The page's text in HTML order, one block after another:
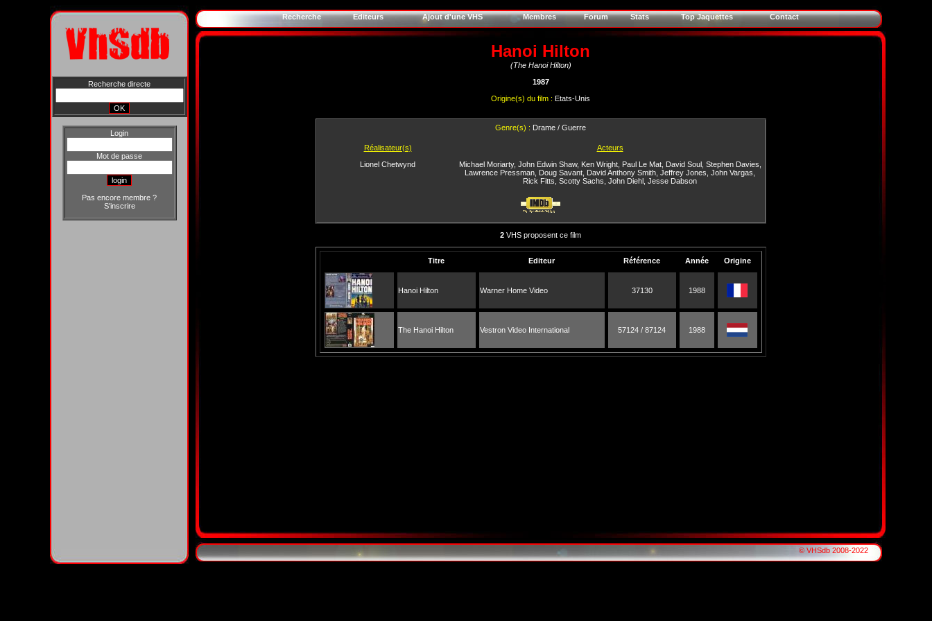
Recherche directe
Login
Mot de passe
Pas encore membre ?
S'inscrire
Recherche Editeurs Ajout d'une VHS Membres Forum Stats Top Jaquettes Contact
Hanoi Hilton
(The Hanoi Hilton)
1987
Origine(s) du film : Etats-Unis
Genre(s) : Drame / Guerre
Réalisateur(s)
Lionel Chetwynd
Acteurs
Michael Moriarty, John Edwin Shaw, Ken Wright, Paul Le Mat, David Soul, Stephen Davies
Lawrence Pressman Doug Savant David Anthony Smith Jeffrey Jones John Vargas
Rick Fitts Scotty Sachs John Diehl Jesse Dabson
2 VHS proposent ce film
Titre Editeur Référence Année Origine
Hanoi Hilton Warner Home Video 37130 1988
The Hanoi Hilton Vestron Video International 57124 / 87124 1988
© VHSdb 2008-2022